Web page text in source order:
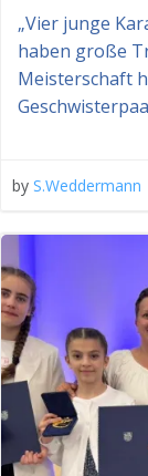
„Vier junge
haben große
Meisterschaft
by S.Weddermann